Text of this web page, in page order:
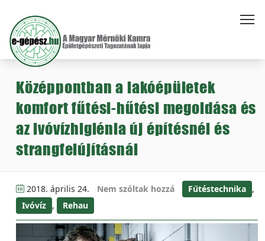
Középpontban a lakóépületek
komfort fűtési-hűtési megoldása és
az ivóvízhigiénia új építésnél és
strangfelújításnál
2018. április 24. Nem szóltak hozzá Fűtéstechnika ,
Ivóvíz , Rehau